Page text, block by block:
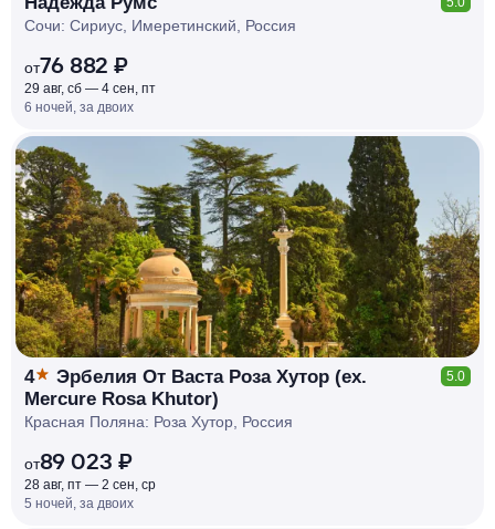
Сочи: Сириус, Имеретинский, Россия
от76 882 ₽
29 авг, сб — 4 сен, пт
6 ночей, за двоих
КЕШБЭК
РУБЛЯ
МИ
Д
О 7
%
4
Эрбелия От Васта Роза Хутор (ex.
Mercure Rosa Khutor)
5.0
Красная Поляна: Роза Хутор, Россия
от89 023 ₽
28 авг, пт — 2 сен, ср
5 ночей, за двоих